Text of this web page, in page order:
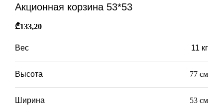
Акционная корзина 53*53
₾133,20
Вес 11 кг
Высота 77 см
Ширина 53 см